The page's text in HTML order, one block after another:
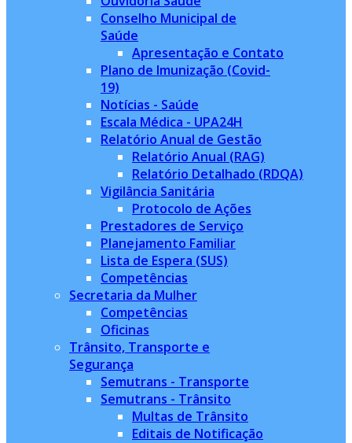
Conselho Municipal de
Saúde
Apresentação e Contato
Plano de Imunização (Covid-
19)
Notícias - Saúde
Escala Médica - UPA24H
Relatório Anual de Gestão
Relatório Anual (RAG)
Relatório Detalhado (RDQA)
Vigilância Sanitária
Protocolo de Ações
Prestadores de Serviço
Planejamento Familiar
Lista de Espera (SUS)
Competências
Secretaria da Mulher
Competências
Oficinas
Trânsito, Transporte e
Segurança
Semutrans - Transporte
Semutrans - Trânsito
Multas de Trânsito
Editais de Notificação